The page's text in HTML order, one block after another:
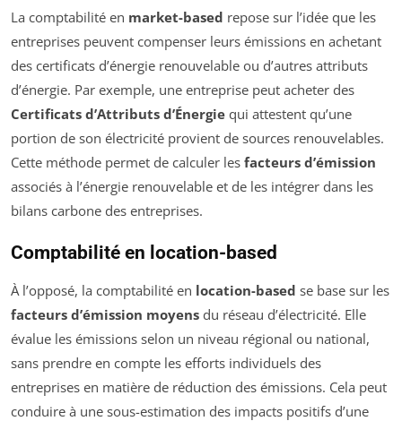
La comptabilité en market-based repose sur l’idée que les
entreprises peuvent compenser leurs émissions en achetant
des certificats d’énergie renouvelable ou d’autres attributs
d’énergie. Par exemple, une entreprise peut acheter des
Certificats d’Attributs d’Énergie qui attestent qu’une
portion de son électricité provient de sources renouvelables.
Cette méthode permet de calculer les facteurs d’émission
associés à l’énergie renouvelable et de les intégrer dans les
bilans carbone des entreprises.
Comptabilité en location-based
À l’opposé, la comptabilité en location-based se base sur les
facteurs d’émission moyens du réseau d’électricité. Elle
évalue les émissions selon un niveau régional ou national,
sans prendre en compte les efforts individuels des
entreprises en matière de réduction des émissions. Cela peut
conduire à une sous-estimation des impacts positifs d’une